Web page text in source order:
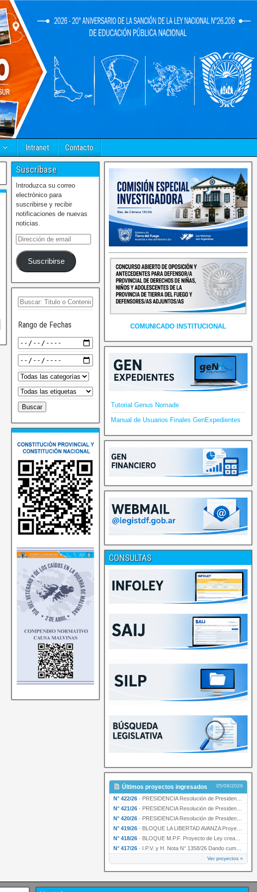
Intranet Contacto
Suscríbase
Introduzca su correo
electrónico para
suscribirse y recibir
notificaciones de nuevas
noticias.
Suscribirse
Rango de Fechas COMUNICADO INSTITUCIONAL
Tutorial Genus Nomade
Manual de Usuarios Finales GenExpedientes
CONSULTAS
Últimos proyectos ingresados 05/08/2026
N° 422/26 · PRESIDENCIA Resolución de Presidencia N° 200/26 para su ratificación.
N° 421/26 · PRESIDENCIA Resolución de Presidencia N° 199/26 para su ratificación.
N° 420/26 · PRESIDENCIA Resolución de Presidencia N° 198/26 para su ratificación.
N° 419/26 · BLOQUE LA LIBERTAD AVANZA Proyecto de Ley declarando la esencialidad del servicio educativ…
N° 418/26 · BLOQUE M.P.F. Proyecto de Ley creando el Ente Único Regulador de servicios públicos de la …
N° 417/26 · I.P.V. y H. Nota N° 1358/26 Dando cumplimiento al artículo 29 de la Ley provincial N° 1399…
Ver proyectos »